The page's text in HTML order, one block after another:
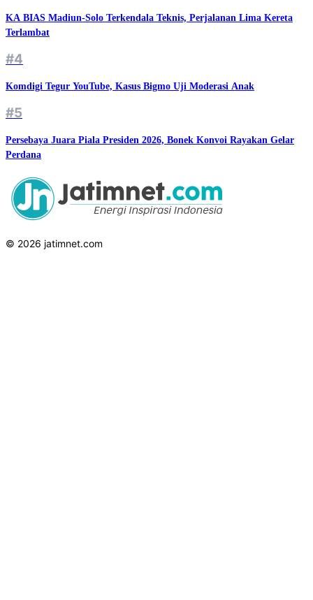
KA BIAS Madiun-Solo Terkendala Teknis, Perjalanan Lima Kereta
Terlambat
#4
Komdigi Tegur YouTube, Kasus Bigmo Uji Moderasi Anak
#5
Persebaya Juara Piala Presiden 2026, Bonek Konvoi Rayakan Gelar
Perdana
© 2026 jatimnet.com